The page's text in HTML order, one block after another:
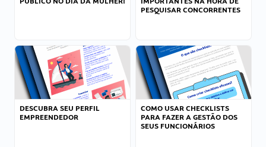
PESQUISAR CONCORRENTES
DESCUBRA SEU PERFIL
EMPREENDEDOR
COMO USAR CHECKLISTS
PARA FAZER A GESTÃO DOS
SEUS FUNCIONÁRIOS